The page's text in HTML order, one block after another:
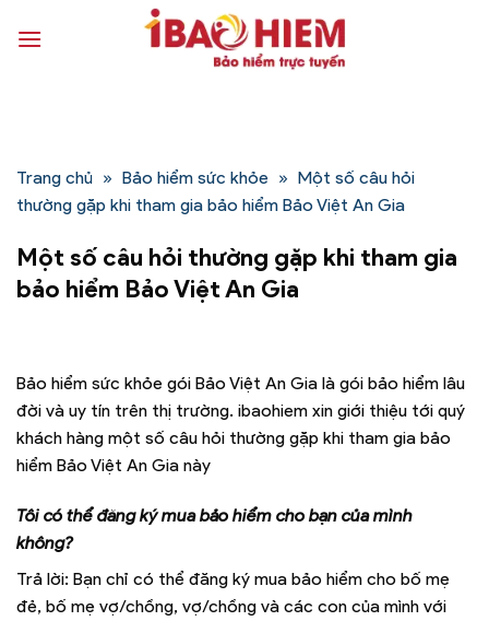
qua
Trang chủ » Bảo hiểm sức khỏe » Một số câu hỏi
thường gặp khi tham gia bảo hiểm Bảo Việt An Gia
Một số câu hỏi thường gặp khi tham gia
bảo hiểm Bảo Việt An Gia
Bảo hiểm sức khỏe gói Bảo Việt An Gia là gói bảo hiểm lâu
đời và uy tín trên thị trường. ibaohiem xin giới thiệu tới quý
khách hàng một số câu hỏi thường gặp khi tham gia bảo
hiểm Bảo Việt An Gia này
Tôi có thể đăng ký mua bảo hiểm cho bạn của mình
không?
Trả lời: Bạn chỉ có thể đăng ký mua bảo hiểm cho bố mẹ
đẻ, bố mẹ vợ/chồng, vợ/chồng và các con của mình với